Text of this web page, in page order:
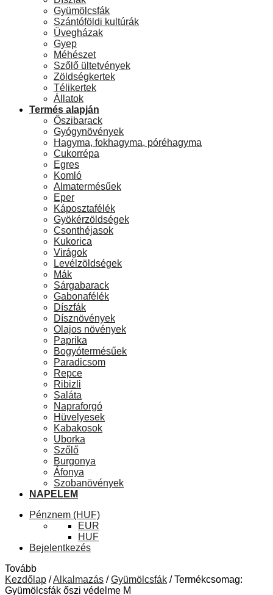
Gyümölcsfák
Szántóföldi kultúrák
Üvegházak
Gyep
Méhészet
Szőlő ültetvények
Zöldségkertek
Télikertek
Állatok
Termés alapján
Őszibarack
Gyógynövények
Hagyma, fokhagyma, póréhagyma
Cukorrépa
Egres
Komló
Almatermésűek
Eper
Káposztafélék
Gyökérzöldségek
Csonthéjasok
Kukorica
Virágok
Levélzöldségek
Mák
Sárgabarack
Gabonafélék
Díszfák
Dísznövények
Olajos növények
Paprika
Bogyótermésűek
Paradicsom
Repce
Ribizli
Saláta
Napraforgó
Hüvelyesek
Kabakosok
Uborka
Szőlő
Burgonya
Áfonya
Szobanövények
NAPELEM
Pénznem (HUF)
EUR
HUF
Bejelentkezés
Tovább
Kezdőlap /Alkalmazás / Gyümölcsfák / Termékcsomag:
Gyümölcsfák őszi védelme M